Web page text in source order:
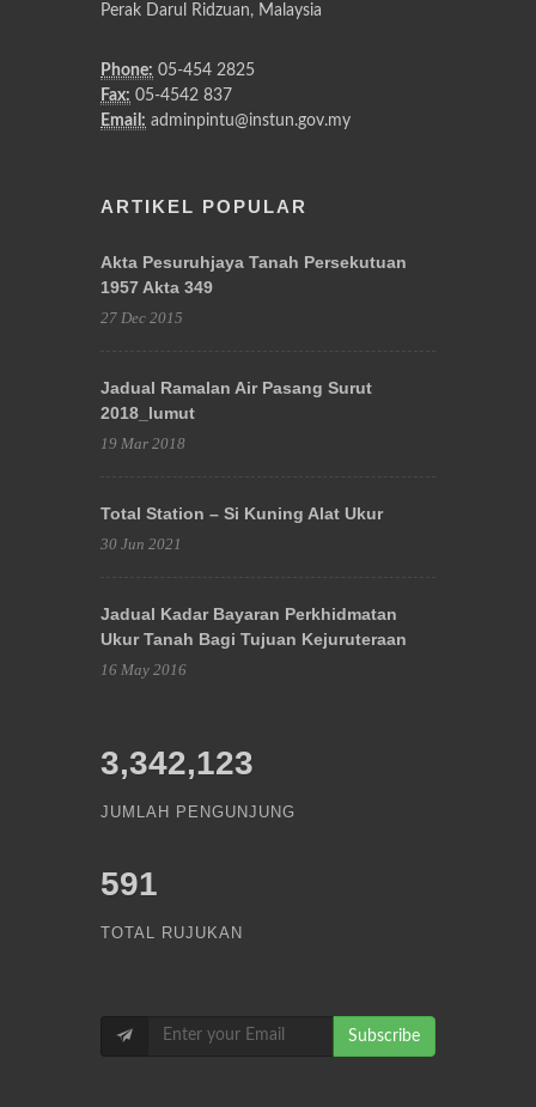
Perak Darul Ridzuan, Malaysia
Phone: 05-454 2825
Fax: 05-4542 837
Email: adminpintu@instun.gov.my
ARTIKEL POPULAR
Akta Pesuruhjaya Tanah Persekutuan
1957 Akta 349
27 Dec 2015
Jadual Ramalan Air Pasang Surut
2018_lumut
19 Mar 2018
Total Station – Si Kuning Alat Ukur
30 Jun 2021
Jadual Kadar Bayaran Perkhidmatan
Ukur Tanah Bagi Tujuan Kejuruteraan
16 May 2016
3,342,123
JUMLAH PENGUNJUNG
591
TOTAL RUJUKAN
Subscribe